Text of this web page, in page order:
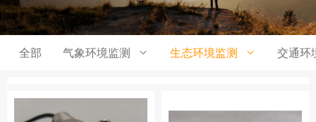
全部 气象环境监测 生态环境监测 交通环